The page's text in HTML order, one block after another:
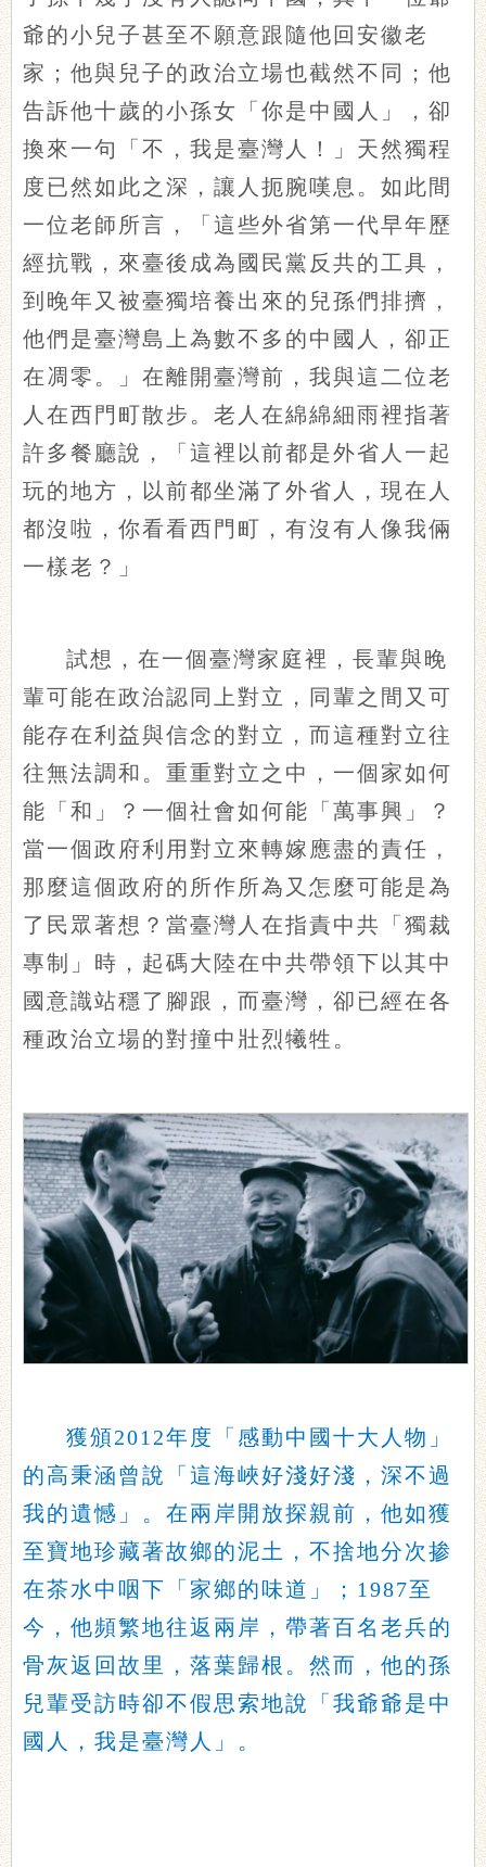
爺的小兒子甚至不願意跟隨他回安徽老
家；他與兒子的政治立場也截然不同；他
告訴他十歲的小孫女「你是中國人」，卻
換來一句「不，我是臺灣人！」天然獨程
度已然如此之深，讓人扼腕嘆息。如此間
一位老師所言，「這些外省第一代早年歷
經抗戰，來臺後成為國民黨反共的工具，
到晚年又被臺獨培養出來的兒孫們排擠，
他們是臺灣島上為數不多的中國人，卻正
在凋零。」在離開臺灣前，我與這二位老
人在西門町散步。老人在綿綿細雨裡指著
許多餐廳說，「這裡以前都是外省人一起
玩的地方，以前都坐滿了外省人，現在人
都沒啦，你看看西門町，有沒有人像我倆
一樣老？」
試想，在一個臺灣家庭裡，長輩與晚
輩可能在政治認同上對立，同輩之間又可
能存在利益與信念的對立，而這種對立往
往無法調和。重重對立之中，一個家如何
能「和」？一個社會如何能「萬事興」？
當一個政府利用對立來轉嫁應盡的責任，
那麼這個政府的所作所為又怎麼可能是為
了民眾著想？當臺灣人在指責中共「獨裁
專制」時，起碼大陸在中共帶領下以其中
國意識站穩了腳跟，而臺灣，卻已經在各
種政治立場的對撞中壯烈犧牲。
獲頒2012年度「感動中國十大人物」
的高秉涵曾說「這海峽好淺好淺，深不過
我的遺憾」。在兩岸開放探親前，他如獲
至寶地珍藏著故鄉的泥土，不捨地分次掺
在茶水中咽下「家鄉的味道」；1987至
今，他頻繁地往返兩岸，帶著百名老兵的
骨灰返回故里，落葉歸根。然而，他的孫
兒輩受訪時卻不假思索地說「我爺爺是中
國人，我是臺灣人」。